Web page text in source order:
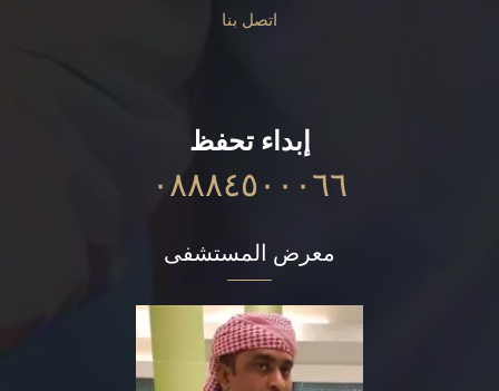
اتصل بنا
إبداء تحفظ
٠٨٨٨٤٥٠٠٠٦٦
معرض المستشفى